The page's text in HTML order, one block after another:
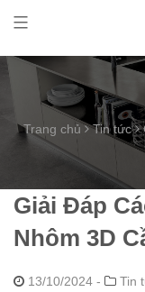
Trang chủ Tin tức
Giải Đáp
Nhôm 3D
13/10/2024 - Tin